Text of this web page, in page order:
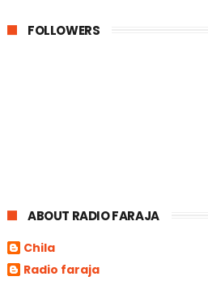
FOLLOWERS
ABOUT RADIO FARAJA
Chila
Radio faraja